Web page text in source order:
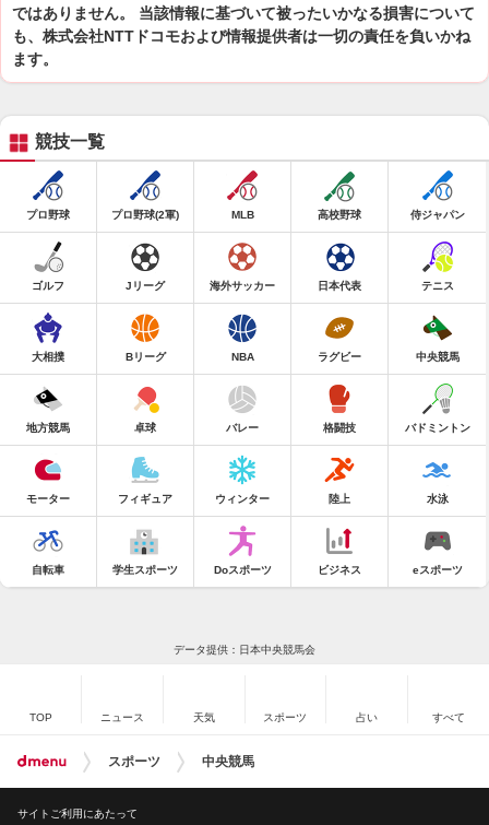
ではありません。 当該情報に基づいて被ったいかなる損害について
も、株式会社NTTドコモおよび情報提供者は一切の責任を負いかね
ます。
競技一覧
プロ野球 プロ野球(2軍) MLB 高校野球 侍ジャパン
ゴルフ Jリーグ 海外サッカー 日本代表 テニス
大相撲 Bリーグ NBA ラグビー 中央競馬
地方競馬 卓球 バレー 格闘技 バドミントン
モーター フィギュア ウィンター 陸上 水泳
自転車 学生スポーツ Doスポーツ ビジネス eスポーツ
データ提供：日本中央競馬会
TOP ニュース 天気 スポーツ 占い すべて
スポーツ 中央競馬
サイトご利用にあたって